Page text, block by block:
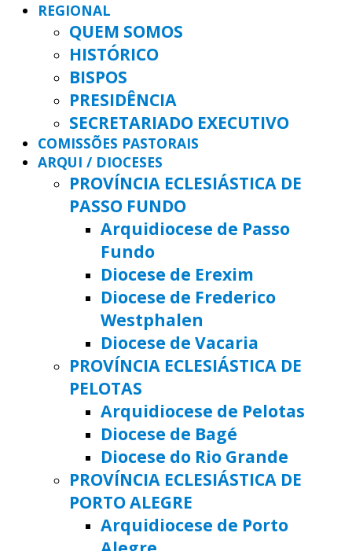
REGIONAL
QUEM SOMOS
HISTÓRICO
BISPOS
PRESIDÊNCIA
SECRETARIADO EXECUTIVO
COMISSÕES PASTORAIS
ARQUI / DIOCESES
PROVÍNCIA ECLESIÁSTICA DE
PASSO FUNDO
Arquidiocese de Passo
Fundo
Diocese de Erexim
Diocese de Frederico
Westphalen
Diocese de Vacaria
PROVÍNCIA ECLESIÁSTICA DE
PELOTAS
Arquidiocese de Pelotas
Diocese de Bagé
Diocese do Rio Grande
PROVÍNCIA ECLESIÁSTICA DE
PORTO ALEGRE
Arquidiocese de Porto